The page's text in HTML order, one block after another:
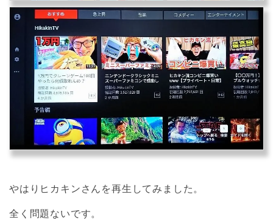
やはりヒカキンさんを再生してみました。
全く問題ないです。